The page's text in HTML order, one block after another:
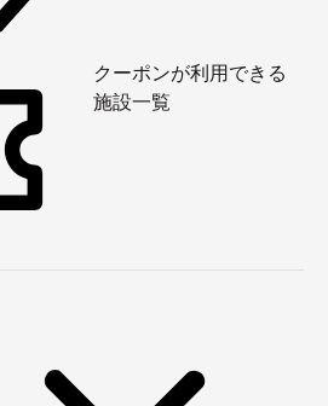
クーポンが利用できる
施設一覧